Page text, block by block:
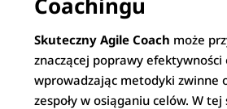
Skuteczny Agile Coach może
znaczącej poprawy efektywności
wprowadzając metodyki zwinne
zespoły w osiąganiu celów. W